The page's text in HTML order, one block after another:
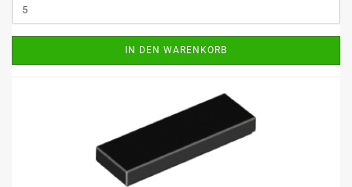
IN DEN WARENKORB